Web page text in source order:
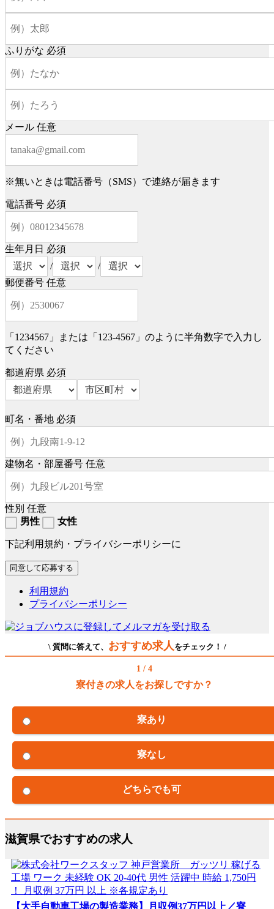
ふりがな 必須
メール 任意
※無いときは電話番号（SMS）で連絡が届きます
電話番号 必須
生年月日 必須
/
/
郵便番号 任意
「1234567」または「123-4567」のように半角数字で入力し
てください
都道府県 必須
町名・番地 必須
建物名・部屋番号 任意
性別 任意
男性
女性
下記利用規約・プライバシーポリシーに
利用規約
プライバシーポリシー
\ 質問に答えて、 おすすめ求人をチェック！ /
1 / 4
寮付きの求人をお探しですか？
寮あり
寮なし
どちらでも可
滋賀県でおすすめの求人
【大手自動車工場の製造業務】月収例37万円以上／寮